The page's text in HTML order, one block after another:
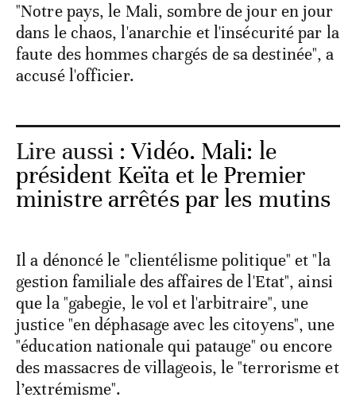
"Notre pays, le Mali, sombre de jour en jour
dans le chaos, l'anarchie et l'insécurité par la
faute des hommes chargés de sa destinée", a
accusé l'officier.
Lire aussi :Vidéo. Mali: le
président Keïta et le Premier
ministre arrêtés par les mutins
Il a dénoncé le "clientélisme politique" et "la
gestion familiale des affaires de l'Etat", ainsi
que la "gabegie, le vol et l'arbitraire", une
justice "en déphasage avec les citoyens", une
"éducation nationale qui patauge" ou encore
des massacres de villageois, le "terrorisme et
l’extrémisme".